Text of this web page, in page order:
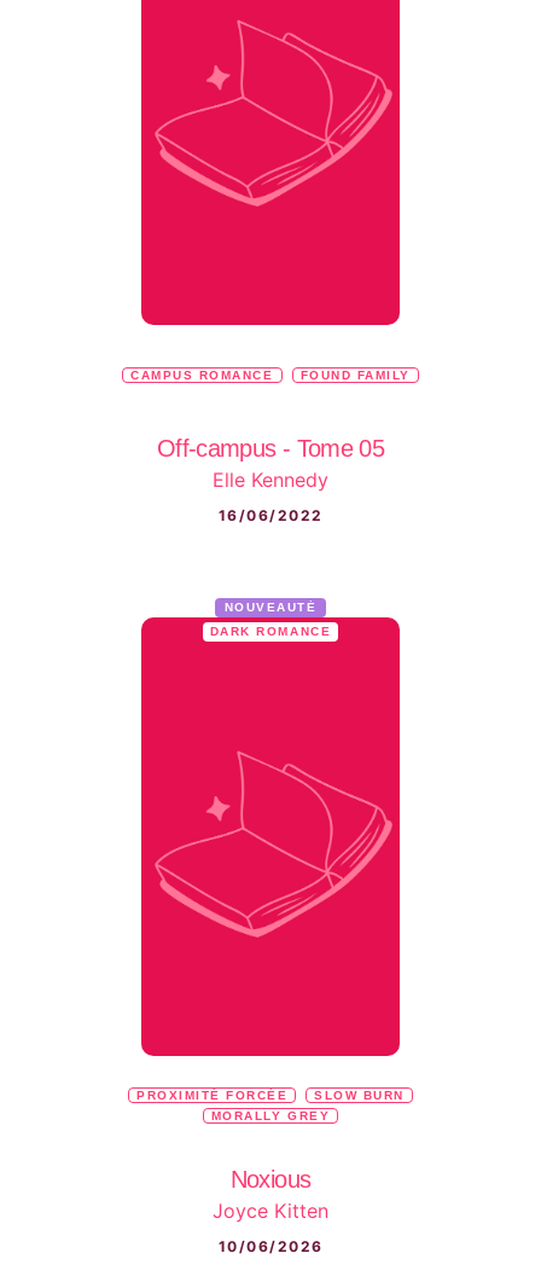
CAMPUS ROMANCE FOUND FAMILY
Off-campus - Tome 05
Elle Kennedy
16/06/2022
NOUVEAUTÉ
DARK ROMANCE
PROXIMITÉ FORCÉE
SLOW BURN
MORALLY GREY
Noxious
Joyce Kitten
10/06/2026